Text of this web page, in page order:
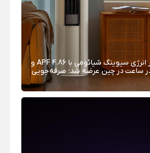
کولر گازی ایستاده میجیا سوپر انرژی سیوینگ شیائومی با APF 4.86 و
متر مکعب در ساعت در چین عرضه شد: صرفه‌جویی